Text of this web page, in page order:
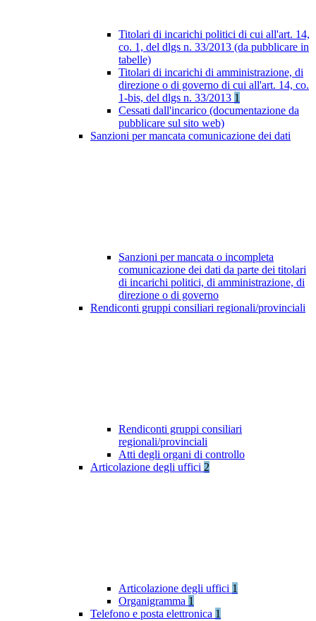
Titolari di incarichi politici di cui all'art. 14,
co. 1, del dlgs n. 33/2013 (da pubblicare in
tabelle)
Titolari di incarichi di amministrazione, di
direzione o di governo di cui all'art. 14, co.
1-bis, del dlgs n. 33/2013 1
Cessati dall'incarico (documentazione da
pubblicare sul sito web)
Sanzioni per mancata comunicazione dei dati
Sanzioni per mancata o incompleta
comunicazione dei dati da parte dei titolari
di incarichi politici, di amministrazione, di
direzione o di governo
Rendiconti gruppi consiliari regionali/provinciali
Rendiconti gruppi consiliari
regionali/provinciali
Atti degli organi di controllo
Articolazione degli uffici 2
Articolazione degli uffici 1
Organigramma 1
Telefono e posta elettronica 1